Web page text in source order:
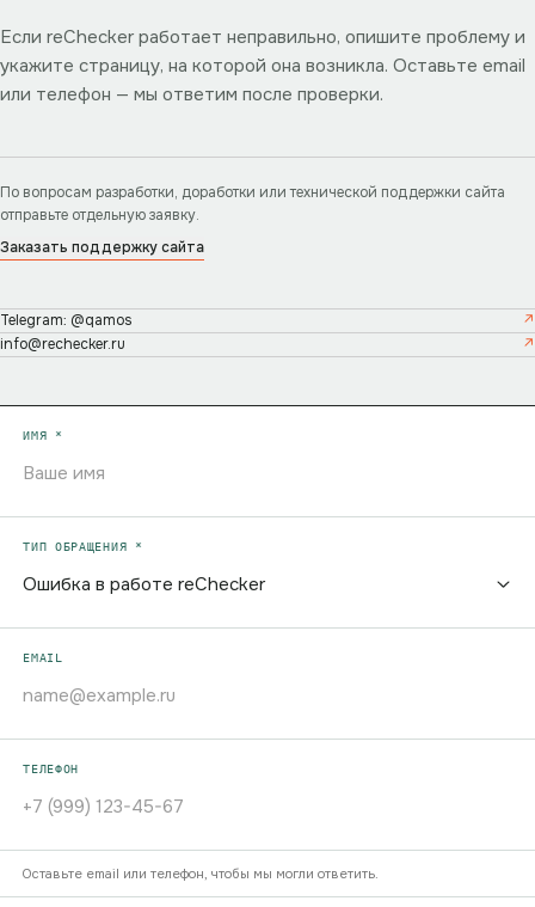
Если reChecker работает неправильно, опишите проблему и
укажите страницу, на которой она возникла. Оставьте email
или телефон — мы ответим после проверки.
По вопросам разработки, доработки или технической поддержки сайта
отправьте отдельную заявку.
Заказать поддержку сайта
Telegram: @qamos
info@rechecker.ru
ИМЯ *
ТИП ОБРАЩЕНИЯ *
EMAIL
ТЕЛЕФОН
Оставьте email или телефон, чтобы мы могли ответить.